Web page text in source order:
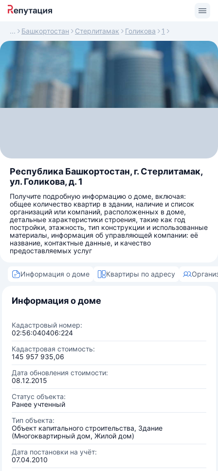
Башкортостан Стерлитамак Голикова 1
Республика Башкортостан, г. Стерлитамак,
ул. Голикова, д. 1
Получите подробную информацию о доме, включая:
общее количество квартир в здании, наличие и список
организаций или компаний, расположенных в доме,
детальные характеристики строения, такие как год
постройки, этажность, тип конструкции и использованные
материалы, информация об управляющей компании: её
название, контактные данные, и качество
предоставляемых услуг
Информация о доме Квартиры по адресу
Информация о доме
Кадастровый номер:
02:56:040406:224
Кадастровая стоимость:
145 957 935,06
Дата обновления стоимости:
08.12.2015
Статус объекта:
Ранее учтенный
Тип объекта:
Объект капитального строительства, Здание
(Многоквартирный дом, Жилой дом)
Дата постановки на учёт:
07.04.2010